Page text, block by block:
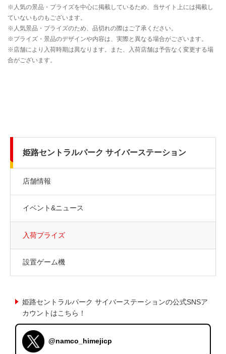
姫路セントラルパーク サイバーステーション
店舗情報
イベント&ニュース
入荷プライズ
設置ゲーム機
姫路セントラルパーク サイバーステーションの公式SNSア
カウントはこちら！
@namco_himejicp